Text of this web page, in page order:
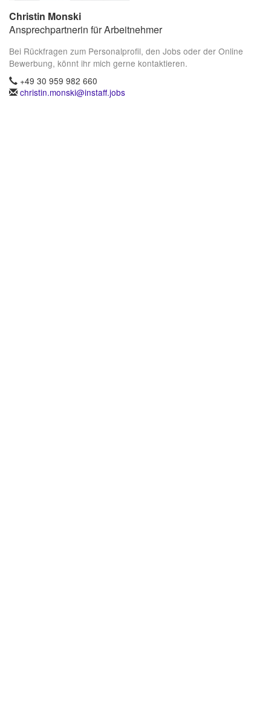
Christin Monski
Ansprechpartnerin für Arbeitnehmer
Bei Rückfragen zum Personalprofil, den Jobs oder der Online
Bewerbung, könnt ihr mich gerne kontaktieren.
+49 30 959 982 660
christin.monski@instaff.jobs